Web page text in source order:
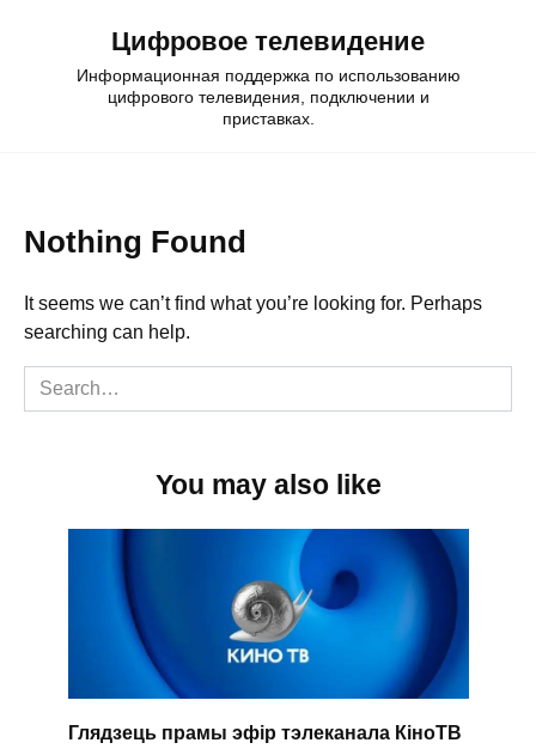
Цифровое телевидение
Информационная поддержка по использованию
цифрового телевидения, подключении и
приставках.
Nothing Found
It seems we can’t find what you’re looking for. Perhaps
searching can help.
Search
for:
You may also like
Глядзець прамы эфір тэлеканала КіноТВ